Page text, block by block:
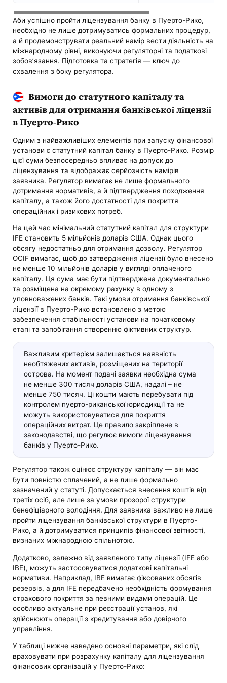
Аби успішно пройти ліцензування банку в Пуерто-Рико,
необхідно не лише дотримуватись формальних процедур,
а й продемонструвати реальний намір вести діяльність на
міжнародному рівні, виконуючи регуляторні та податкові
зобов’язання. Підготовка та стратегія — ключ до
схвалення з боку регулятора.
Вимоги до статутного капіталу та
активів для отримання банківської ліцензії
в Пуерто-Рико
Одним з найважливіших елементів при запуску фінансової
установи є статутний капітал банку в Пуерто-Рико. Розмір
цієї суми безпосередньо впливає на допуск до
ліцензування та відображає серйозність намірів
заявника. Регулятор вимагає не лише формального
дотримання нормативів, а й підтвердження походження
капіталу, а також його достатності для покриття
операційних і ризикових потреб.
На цей час мінімальний статутний капітал для структури
IFE становить 5 мільйонів доларів США. Однак цього
обсягу недостатньо для отримання дозволу. Регулятор
OCIF вимагає, щоб до затвердження ліцензії було внесено
не менше 10 мільйонів доларів у вигляді оплаченого
капіталу. Ця сума має бути підтверджена документально
та розміщена на окремому рахунку в одному з
уповноважених банків. Такі умови отримання банківської
ліцензії в Пуерто-Рико встановлено з метою
забезпечення стабільності установи на початковому
етапі та запобігання створенню фіктивних структур.
Важливим критерієм залишається наявність
необтяжених активів, розміщених на території
острова. На момент подачі заявки необхідна сума
не менше 300 тисяч доларів США, надалі – не
менше 750 тисяч. Ці кошти мають перебувати під
контролем пуерто-риканської юрисдикції та не
можуть використовуватися для покриття
операційних витрат. Це правило закріплене в
законодавстві, що регулює вимоги ліцензування
банків у Пуерто-Рико.
Регулятор також оцінює структуру капіталу — він має
бути повністю сплачений, а не лише формально
зазначений у статуті. Допускається внесення коштів від
третіх осіб, але лише за умови прозорої структури
бенефіціарного володіння. Для заявника важливо не лише
пройти ліцензування банківської структури в Пуерто-
Рико, а й дотримуватися принципів фінансової звітності,
визнаних міжнародною спільнотою.
Додатково, залежно від заявленого типу ліцензії (IFE або
IBE), можуть застосовуватися додаткові капітальні
нормативи. Наприклад, IBE вимагає фіксованих обсягів
резервів, а для IFE передбачено необхідність формування
страхового покриття за певними видами операцій. Це
особливо актуальне при реєстрації установ, які
здійснюють операції з кредитування або довірчого
управління.
У таблиці нижче наведено основні параметри, які слід
враховувати при розрахунку капіталу для ліцензування
фінансових організацій у Пуерто-Рико: